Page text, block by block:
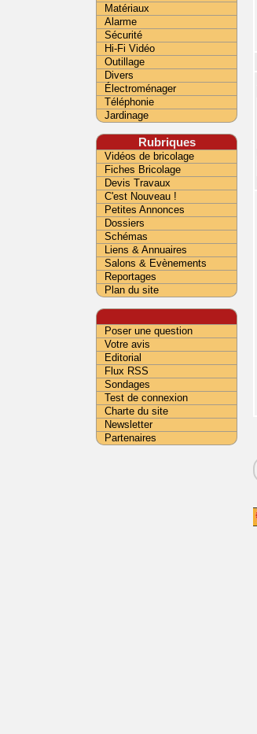
Matériaux
Alarme
Sécurité
Hi-Fi Vidéo
Outillage
Divers
Électroménager
Téléphonie
Jardinage
Rubriques
Vidéos de bricolage
Fiches Bricolage
Devis Travaux
C'est Nouveau !
Petites Annonces
Dossiers
Schémas
Liens & Annuaires
Salons & Evènements
Reportages
Plan du site
Poser une question
Votre avis
Editorial
Flux RSS
Sondages
Test de connexion
Charte du site
Newsletter
Partenaires